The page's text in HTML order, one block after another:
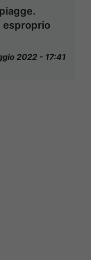
esproprio
2022 - 17:41